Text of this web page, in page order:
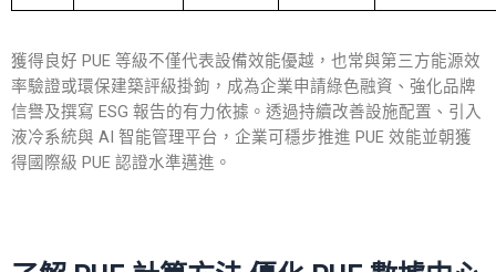
獲得良好 PUE 等級不僅代表設備效能優越，也常與第三方能源效
率驗證或環保建築評級掛鉤，成為企業申請綠色融資、強化品牌
信譽及撰寫 ESG 報告的有力依據。透過持續改善設施配置、引入
液冷系統與 AI 智能管理平台，企業可穩步推進 PUE 效能並朝獲
得國際級 PUE 認證水準邁進。